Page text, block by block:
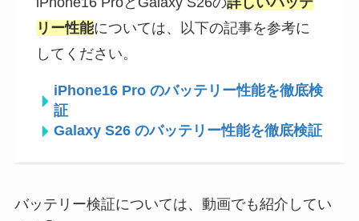
リー性能については、以下の記事を参考に
してください。
iPhone16 Pro のバッテリー性能を徹底検
証
Galaxy S26 のバッテリー性能を徹底検証
バッテリー検証については、動画でも紹介してい